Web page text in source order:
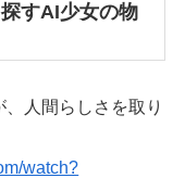
すAI少女の物
、人間らしさを取り
watch?